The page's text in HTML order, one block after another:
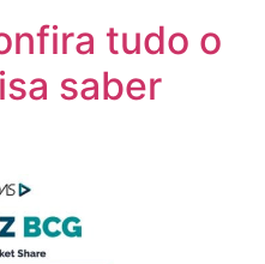
tudo o
saber